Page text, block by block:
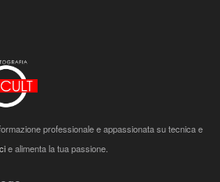
professionale e appassionata su tecnica e
e alimenta la tua passione.